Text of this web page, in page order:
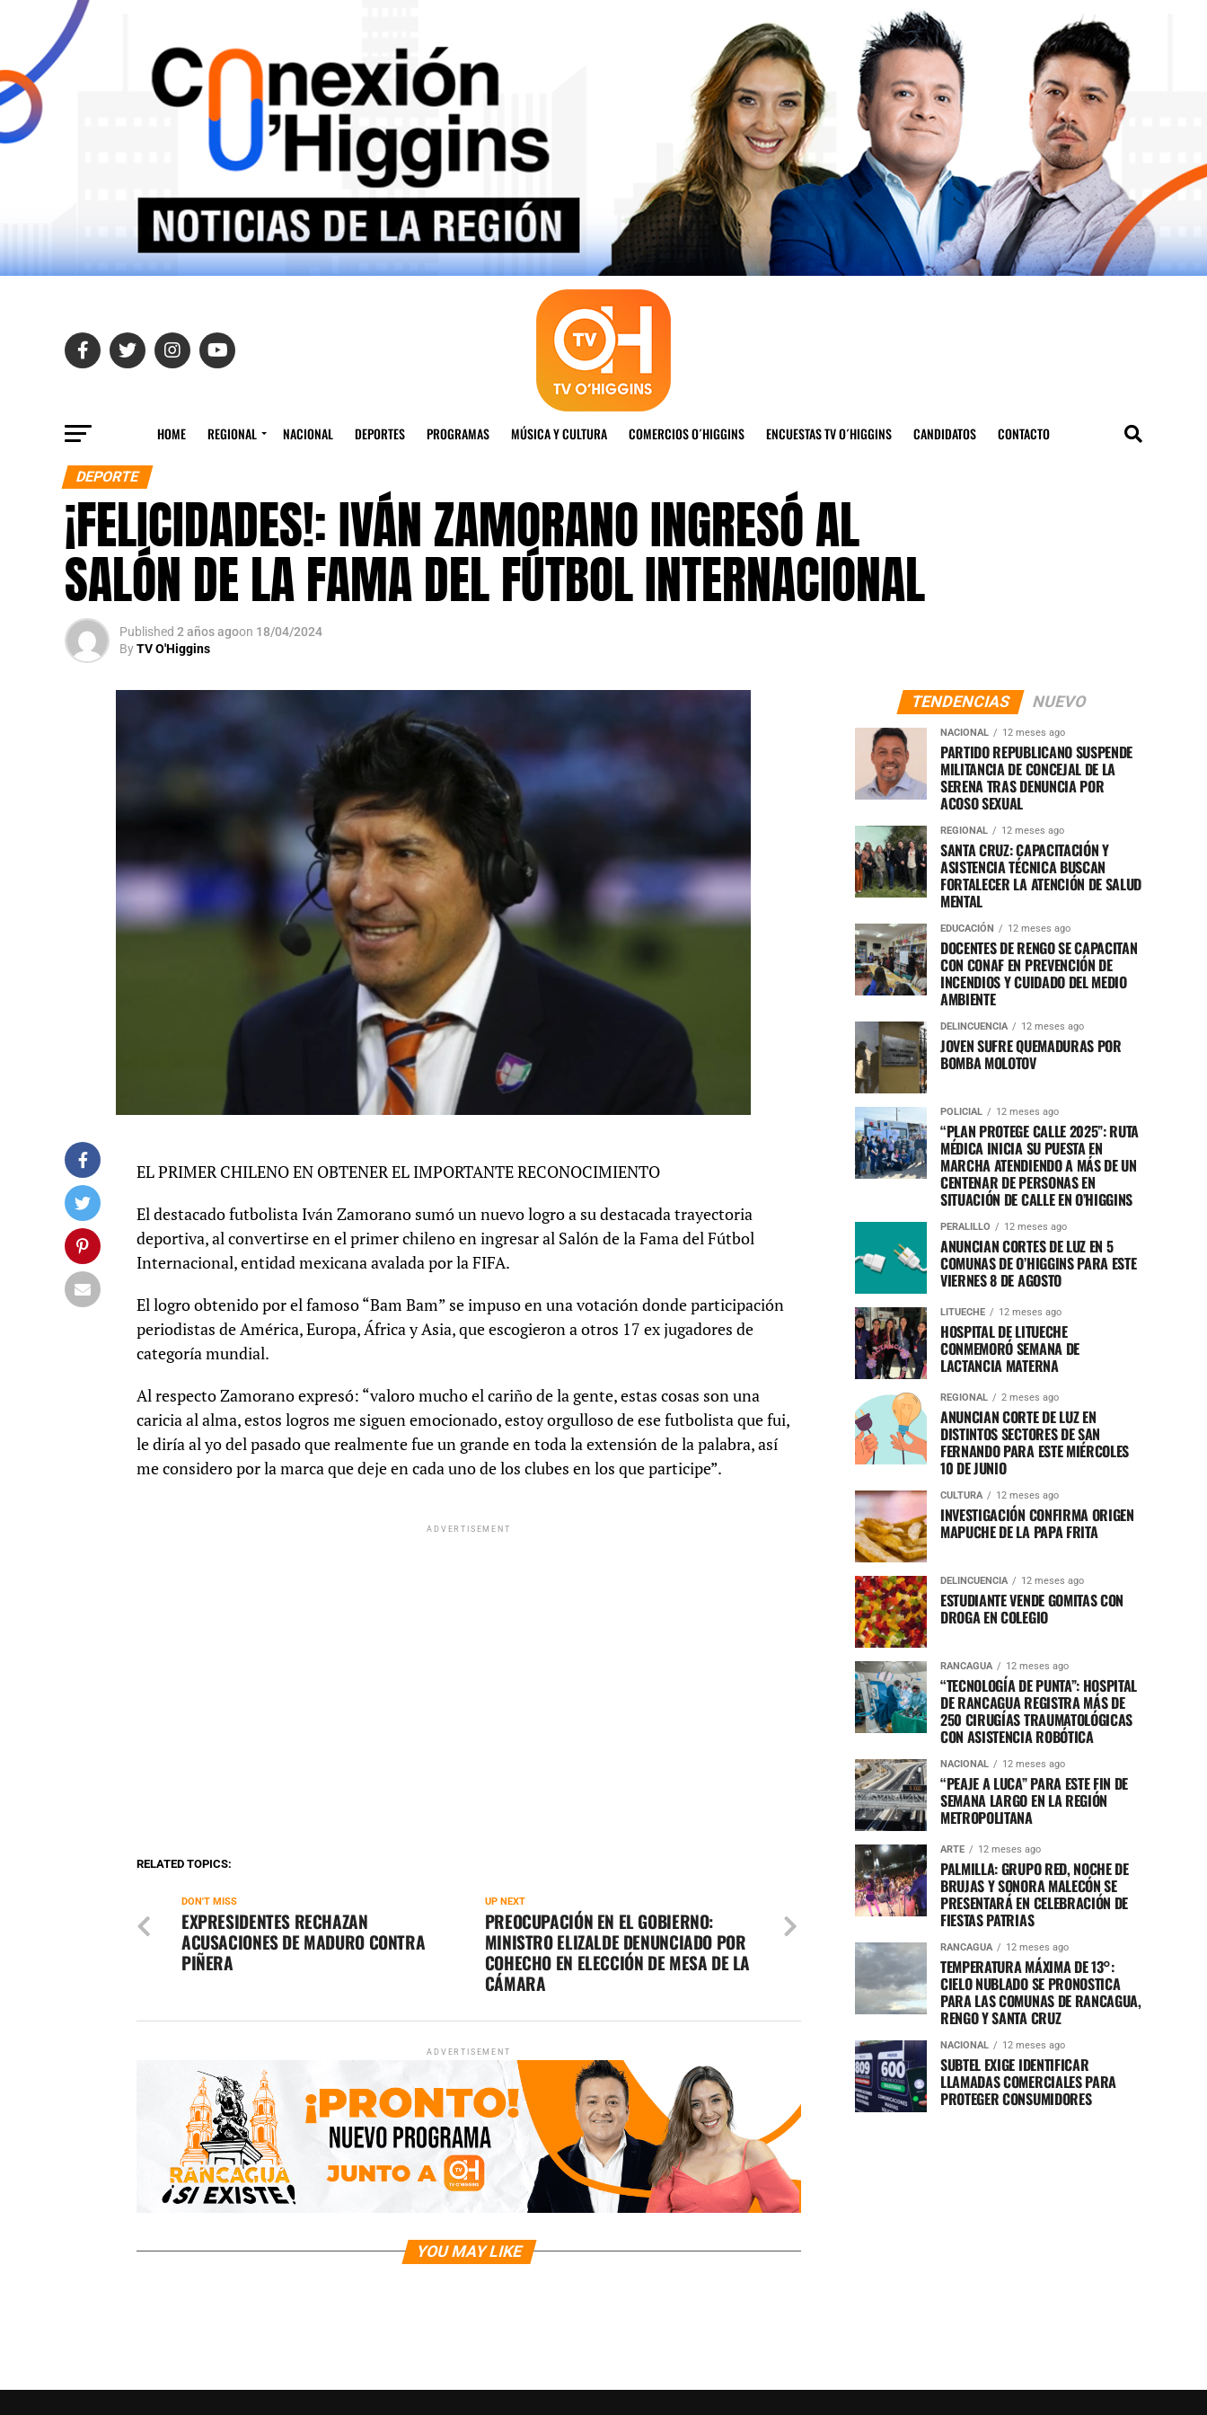
HOME REGIONAL NACIONAL DEPORTES PROGRAMAS MÚSICA Y CULTURA COMERCIOS O´HIGGINS ENCUESTAS TV O´HIGGINS CANDIDATOS CONTACTO
DEPORTE
¡FELICIDADES!: IVÁN ZAMORANO INGRESÓ AL
SALÓN DE LA FAMA DEL FÚTBOL INTERNACIONAL
Published 2 años agoon 18/04/2024
ByTV O'Higgins
EL PRIMER CHILENO EN OBTENER EL IMPORTANTE RECONOCIMIENTO
El destacado futbolista Iván Zamorano sumó un nuevo logro a su destacada trayectoria
deportiva, al convertirse en el primer chileno en ingresar al Salón de la Fama del Fútbol
Internacional, entidad mexicana avalada por la FIFA.
El logro obtenido por el famoso “Bam Bam” se impuso en una votación donde participación
periodistas de América, Europa, África y Asia, que escogieron a otros 17 ex jugadores de
categoría mundial.
Al respecto Zamorano expresó: “valoro mucho el cariño de la gente, estas cosas son una
caricia al alma, estos logros me siguen emocionado, estoy orgulloso de ese futbolista que fui,
le diría al yo del pasado que realmente fue un grande en toda la extensión de la palabra, así
me considero por la marca que deje en cada uno de los clubes en los que participe”.
ADVERTISEMENT
RELATED TOPICS:
UP NEXT
PREOCUPACIÓN EN EL GOBIERNO:
MINISTRO ELIZALDE DENUNCIADO POR
COHECHO EN ELECCIÓN DE MESA DE LA
CÁMARA
DON'T MISS
EXPRESIDENTES RECHAZAN
ACUSACIONES DE MADURO CONTRA
PIÑERA
ADVERTISEMENT
YOU MAY LIKE
TENDENCIAS NUEVO
NACIONAL 12 meses ago
PARTIDO REPUBLICANO SUSPENDE
MILITANCIA DE CONCEJAL DE LA
SERENA TRAS DENUNCIA POR
ACOSO SEXUAL
REGIONAL 12 meses ago
SANTA CRUZ: CAPACITACIÓN Y
ASISTENCIA TÉCNICA BUSCAN
FORTALECER LA ATENCIÓN DE SALUD
MENTAL
EDUCACIÓN 12 meses ago
DOCENTES DE RENGO SE CAPACITAN
CON CONAF EN PREVENCIÓN DE
INCENDIOS Y CUIDADO DEL MEDIO
AMBIENTE
DELINCUENCIA 12 meses ago
JOVEN SUFRE QUEMADURAS POR
BOMBA MOLOTOV
POLICIAL 12 meses ago
“PLAN PROTEGE CALLE 2025”: RUTA
MÉDICA INICIA SU PUESTA EN
MARCHA ATENDIENDO A MÁS DE UN
CENTENAR DE PERSONAS EN
SITUACIÓN DE CALLE EN O’HIGGINS
PERALILLO 12 meses ago
ANUNCIAN CORTES DE LUZ EN 5
COMUNAS DE O’HIGGINS PARA ESTE
VIERNES 8 DE AGOSTO
LITUECHE 12 meses ago
HOSPITAL DE LITUECHE
CONMEMORÓ SEMANA DE
LACTANCIA MATERNA
REGIONAL 2 meses ago
ANUNCIAN CORTE DE LUZ EN
DISTINTOS SECTORES DE SAN
FERNANDO PARA ESTE MIÉRCOLES
10 DE JUNIO
CULTURA 12 meses ago
INVESTIGACIÓN CONFIRMA ORIGEN
MAPUCHE DE LA PAPA FRITA
DELINCUENCIA 12 meses ago
ESTUDIANTE VENDE GOMITAS CON
DROGA EN COLEGIO
RANCAGUA 12 meses ago
“TECNOLOGÍA DE PUNTA”: HOSPITAL
DE RANCAGUA REGISTRA MÁS DE
250 CIRUGÍAS TRAUMATOLÓGICAS
CON ASISTENCIA ROBÓTICA
NACIONAL 12 meses ago
“PEAJE A LUCA” PARA ESTE FIN DE
SEMANA LARGO EN LA REGIÓN
METROPOLITANA
ARTE 12 meses ago
PALMILLA: GRUPO RED, NOCHE DE
BRUJAS Y SONORA MALECÓN SE
PRESENTARÁ EN CELEBRACIÓN DE
FIESTAS PATRIAS
RANCAGUA 12 meses ago
TEMPERATURA MÁXIMA DE 13°:
CIELO NUBLADO SE PRONOSTICA
PARA LAS COMUNAS DE RANCAGUA,
RENGO Y SANTA CRUZ
NACIONAL 12 meses ago
SUBTEL EXIGE IDENTIFICAR
LLAMADAS COMERCIALES PARA
PROTEGER CONSUMIDORES